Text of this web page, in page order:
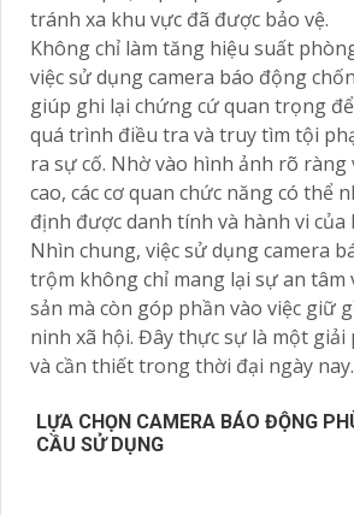
tránh xa khu vực đã được bảo vệ.
Không chỉ làm tăng hiệu suất
việc sử dụng camera báo động
giúp ghi lại chứng cứ quan trọng
quá trình điều tra và truy tìm tội
ra sự cố. Nhờ vào hình ảnh rõ
cao, các cơ quan chức năng có thể
định được danh tính và hành vi của
Nhìn chung, việc sử dụng camera
trộm không chỉ mang lại sự an tâm
sản mà còn góp phần vào việc giữ
ninh xã hội. Đây thực sự là một giải
và cần thiết trong thời đại ngày nay.
LỰA CHỌN CAMERA BÁO ĐỘNG
CẦU SỬ DỤNG